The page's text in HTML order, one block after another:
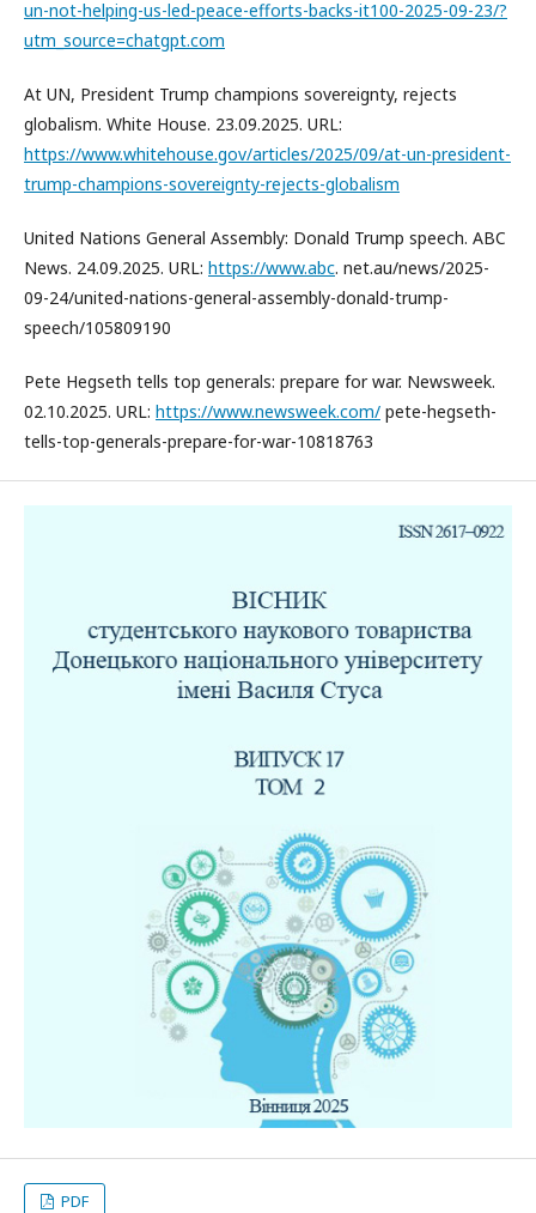
un-not-helping-us-led-peace-efforts-backs-it100-2025-09-23/?
utm_source=chatgpt.com
At UN, President Trump champions sovereignty, rejects
globalism. White House. 23.09.2025. URL:
https://www.whitehouse.gov/articles/2025/09/at-un-president-
trump-champions-sovereignty-rejects-globalism
United Nations General Assembly: Donald Trump speech. ABC
News. 24.09.2025. URL: https://www.abc. net.au/news/2025-
09-24/united-nations-general-assembly-donald-trump-
speech/105809190
Pete Hegseth tells top generals: prepare for war. Newsweek.
02.10.2025. URL: https://www.newsweek.com/ pete-hegseth-
tells-top-generals-prepare-for-war-10818763
PDF